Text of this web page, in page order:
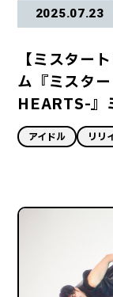
2025.07.23
【ミスター
ム『ミスタ
HEARTS-』
アイドル リリ